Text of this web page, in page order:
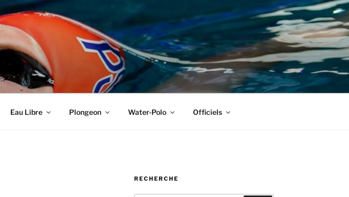
Eau Libre Plongeon Water-Polo Officiels
RECHERCHE